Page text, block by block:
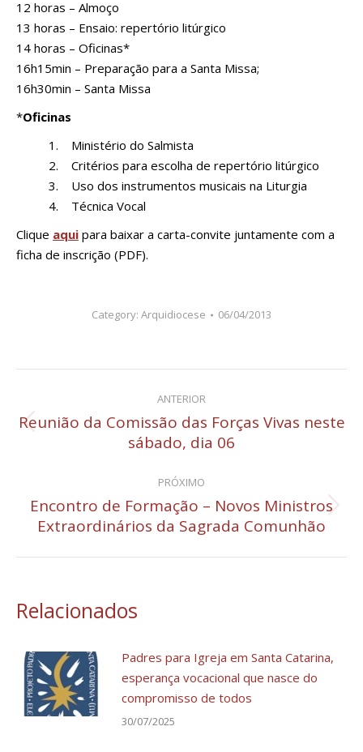
12 horas – Almoço
13 horas – Ensaio: repertório litúrgico
14 horas – Oficinas*
16h15min – Preparação para a Santa Missa;
16h30min – Santa Missa
*Oficinas
1. Ministério do Salmista
2. Critérios para escolha de repertório litúrgico
3. Uso dos instrumentos musicais na Liturgia
4. Técnica Vocal
Clique aqui para baixar a carta-convite juntamente com a
ficha de inscrição (PDF).
Category: Arquidiocese 06/04/2013
Navegação
de
ANTERIOR
Post
anterior:
Reunião da Comissão das Forças Vivas neste
sábado, dia 06
PRÓXIMO
Próximo
post:
Encontro de Formação – Novos Ministros
Extraordinários da Sagrada Comunhão
Relacionados
Padres para Igreja em Santa Catarina,
esperança vocacional que nasce do
compromisso de todos
30/07/2025